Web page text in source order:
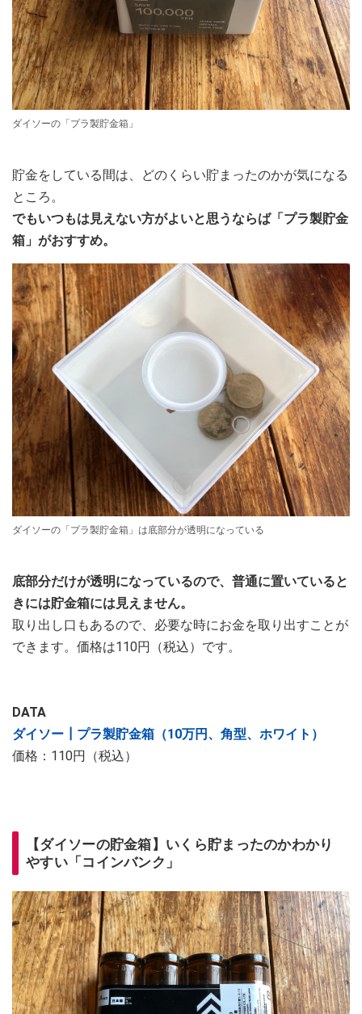
ダイソーの「プラ製貯金箱」
貯金をしている間は、どのくらい貯まったのかが気になる
ところ。
でもいつもは見えない方がよいと思うならば「プラ製貯金
箱」がおすすめ。
ダイソーの「プラ製貯金箱」は底部分が透明になっている
底部分だけが透明になっているので、普通に置いていると
きには貯金箱には見えません。
取り出し口もあるので、必要な時にお金を取り出すことが
できます。価格は110円（税込）です。
DATA
ダイソー┃プラ製貯金箱（10万円、角型、ホワイト）
価格：110円（税込）
【ダイソーの貯金箱】いくら貯まったのかわかり
やすい「コインバンク」